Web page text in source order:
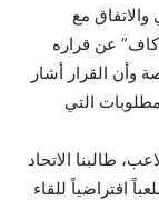
والاتفاق مع
“كاف” عن قراره
وأن القرار أشار
التي
طالبنا الاتحاد
افتراضياً للقاء